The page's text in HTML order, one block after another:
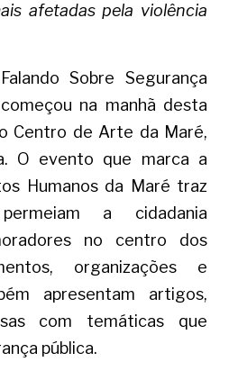
afetadas pela violência
Sobre Segurança
na manhã desta
Centro de Arte da Maré,
O evento que marca a
Humanos da Maré traz
a cidadania
no centro dos
organizações e
apresentam artigos,
com temáticas que
pública.